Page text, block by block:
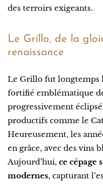
des terroirs exigeants.
Le Grillo, de la
renaissance
Le Grillo fut longtemps
fortifié emblématique
progressivement éclipsé
productifs comme le
Heureusement, les
en grâce, avec des vins
Aujourd’hui, ce cépage
modernes, capturant